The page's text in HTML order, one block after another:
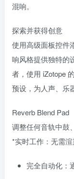
混响。
探索并获得创意
使用高级面板控件
响风格提供独特的
者，使用 iZotope
预设，为人声、乐
Reverb Blend Pad
调整任何音轨中鼓
*实时工作：无需渲
完全自动化：